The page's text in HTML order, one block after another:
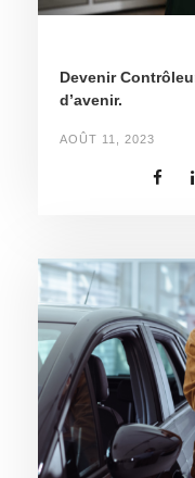
Devenir
d’avenir.
AOÛT 11, 2023